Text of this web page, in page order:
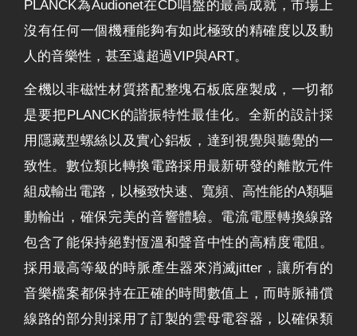
PLANCK為Audionet在CD唱盤的最高成就，市場上
沒有任何一個機種能夠有如此極致的精確度以及動
人的音樂性，甚至遠超過VIP與ART。
全機以非磁性材質搭配整塊石板底座製成，一切都
是要把PLANCK的諧振特性最佳化。全新的設計採
用隱藏型螺絲以及實心鋁板，達到視覺與聽覺的一
致性。數位類比轉換電路採用最新研發的離散元件
組成輸出電路，以極致快速、寬頻、高性能的A類驅
動輸出，確保完美的音響體驗。電流電壓轉換線路
包含了能保持絕對恆溫和聲音中性的高精度電阻。
採用最高等級的時脈產生器來消滅jitter，讓所有的
音樂檔案都保持在正確的時間數值上，而時脈補償
線路的部分則採用了訂製的雲母電容器，以確保類